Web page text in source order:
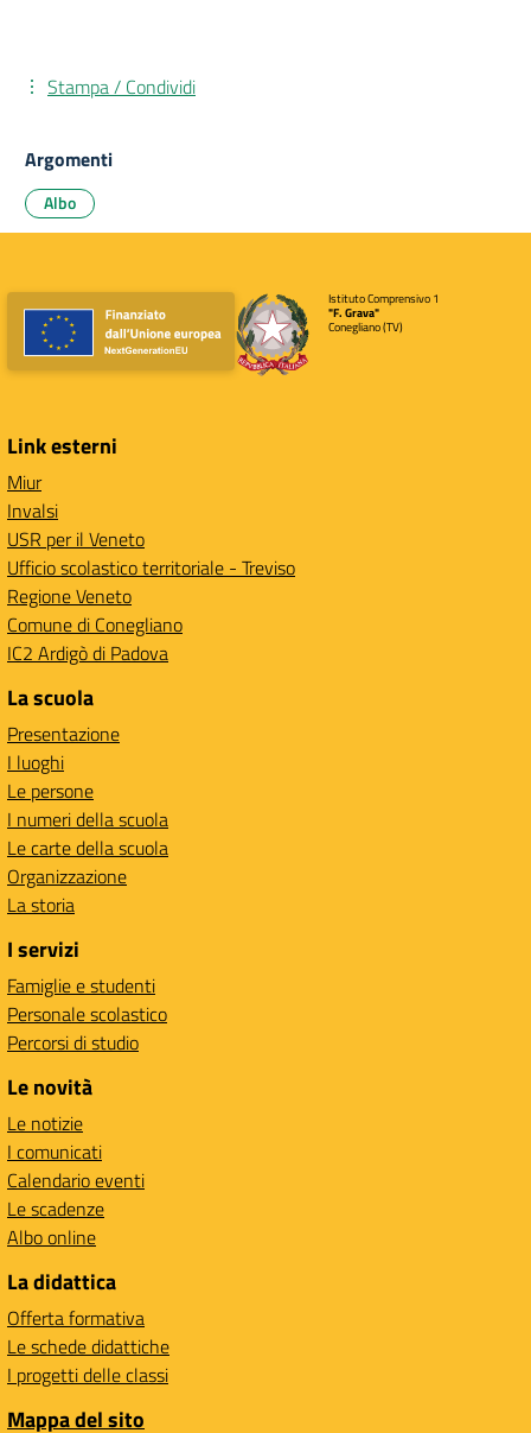
Stampa / Condividi
Argomenti
Albo
Istituto Comprensivo 1
"F. Grava"
Conegliano (TV)
Link esterni
Miur
Invalsi
USR per il Veneto
Ufficio scolastico territoriale - Treviso
Regione Veneto
Comune di Conegliano
IC2 Ardigò di Padova
La scuola
Presentazione
I luoghi
Le persone
I numeri della scuola
Le carte della scuola
Organizzazione
La storia
I servizi
Famiglie e studenti
Personale scolastico
Percorsi di studio
Le novità
Le notizie
I comunicati
Calendario eventi
Le scadenze
Albo online
La didattica
Offerta formativa
Le schede didattiche
I progetti delle classi
Mappa del sito